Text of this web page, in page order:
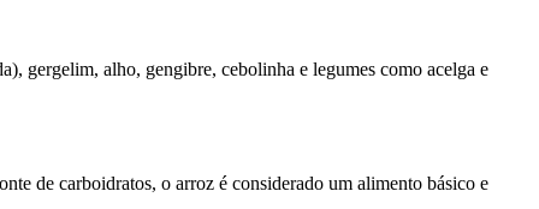
gergelim, alho, gengibre, cebolinha e legumes como acelga e
de carboidratos, o arroz é considerado um alimento básico e